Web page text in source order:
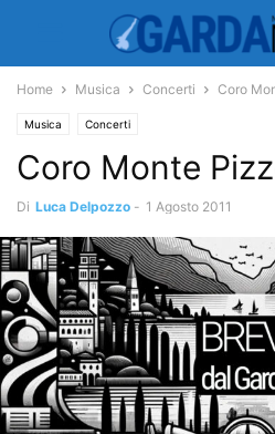
Home Musica Concerti Coro
Musica Concerti
Coro Monte
Di Luca Delpozzo - 1 Agosto 2011